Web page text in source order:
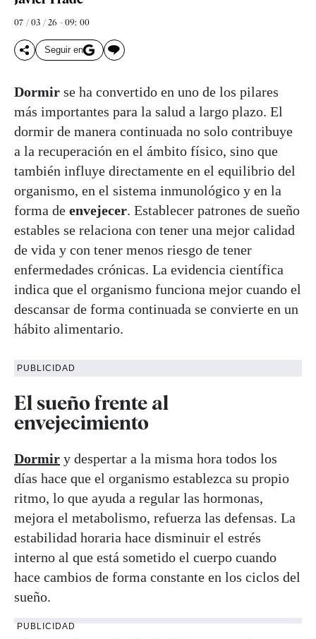
07 / 03 / 26 - 09: 00
Seguir en
Dormir se ha convertido en uno de los pilares
más importantes para la salud a largo plazo. El
dormir de manera continuada no solo contribuye
a la recuperación en el ámbito físico, sino que
también influye directamente en el equilibrio del
organismo, en el sistema inmunológico y en la
forma de envejecer. Establecer patrones de sueño
estables se relaciona con tener una mejor calidad
de vida y con tener menos riesgo de tener
enfermedades crónicas. La evidencia científica
indica que el organismo funciona mejor cuando el
descansar de forma continuada se convierte en un
hábito alimentario.
PUBLICIDAD
El sueño frente al
envejecimiento
Dormir y despertar a la misma hora todos los
días hace que el organismo establezca su propio
ritmo, lo que ayuda a regular las hormonas,
mejora el metabolismo, refuerza las defensas. La
estabilidad horaria hace disminuir el estrés
interno al que está sometido el cuerpo cuando
hace cambios de forma constante en los ciclos del
sueño.
PUBLICIDAD